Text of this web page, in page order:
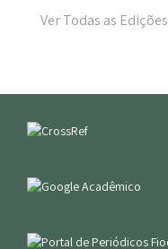
Ver Todas as Edições